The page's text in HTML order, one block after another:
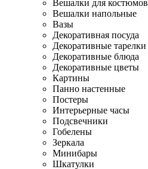
Вешалки для костюмов
Вешалки напольные
Вазы
Декоративная посуда
Декоративные тарелки
Декоративные блюда
Декоративные цветы
Картины
Панно настенные
Постеры
Интерьерные часы
Подсвечники
Гобелены
Зеркала
Минибары
Шкатулки